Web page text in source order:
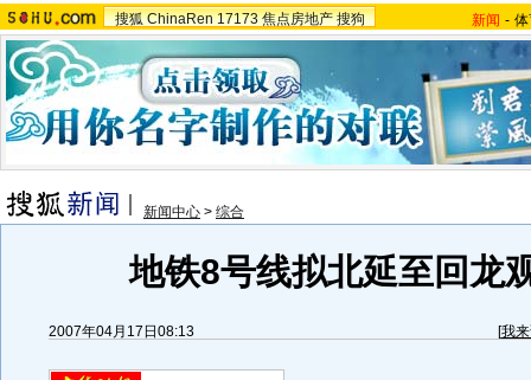
搜狐 ChinaRen 17173 焦点房地产 搜狗 新闻 -
新闻中心 > 综合
地铁8号线拟北延至回龙
2007年04月17日08:13 [我